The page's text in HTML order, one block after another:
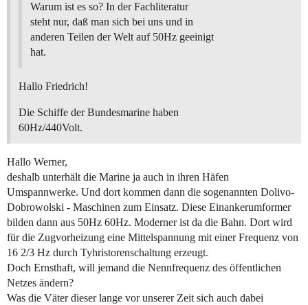
Warum ist es so? In der Fachliteratur
steht nur, daß man sich bei uns und in
anderen Teilen der Welt auf 50Hz geeinigt
hat.
Hallo Friedrich!
Die Schiffe der Bundesmarine haben
60Hz/440Volt.
Hallo Werner,
deshalb unterhält die Marine ja auch in ihren Häfen
Umspannwerke. Und dort kommen dann die sogenannten Dolivo-
Dobrowolski - Maschinen zum Einsatz. Diese Einankerumformer
bilden dann aus 50Hz 60Hz. Moderner ist da die Bahn. Dort wird
für die Zugvorheizung eine Mittelspannung mit einer Frequenz von
16 2/3 Hz durch Tyhristorenschaltung erzeugt.
Doch Ernsthaft, will jemand die Nennfrequenz des öffentlichen
Netzes ändern?
Was die Väter dieser lange vor unserer Zeit sich auch dabei